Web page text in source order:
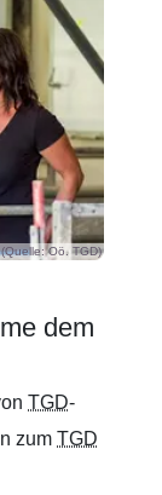
(Quelle: Oö. TGD)
dem
TGD-
zum TGD